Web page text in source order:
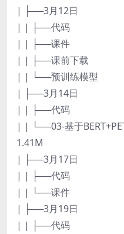
| ├──3月12日
| | ├──代码
| | ├──课件
| | ├──课前下载
| | └──预训练模型
| ├──3月14日
| | ├──代码
| | └──03-基于
1.41M
| ├──3月17日
| | ├──代码
| | └──课件
| ├──3月19日
| | ├──代码